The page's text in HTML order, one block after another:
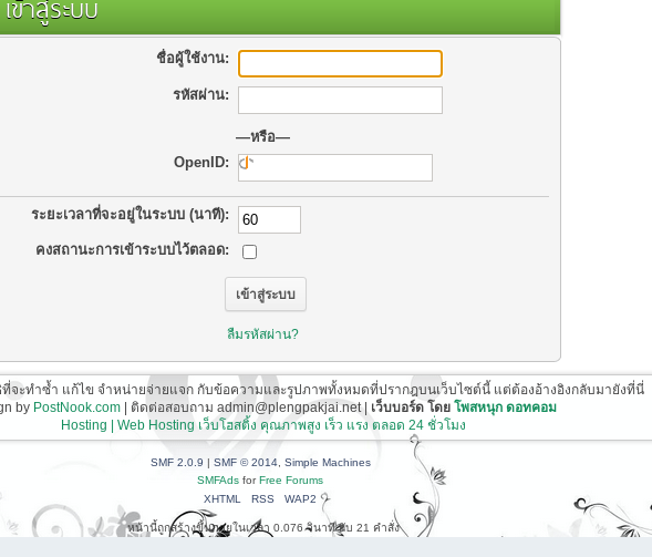
ชื่อผู้ใช้งาน:
รหัสผ่าน:
—หรือ—
OpenID:
ระยะเวลาที่จะอยู่ในระบบ (นาที):
คงสถานะการเข้าระบบไว้ตลอด:
ลืมรหัสผ่าน?
จะทำซ้ำ แก้ไข จำหน่ายจ่ายแจก กับข้อความและรูปภาพทั้งหมดที่ปรากฎบนเว็บไซต์นี้ แต่ต้องอ้างอิงกลับมายังที่นี่
by PostNook.com | ติดต่อสอบถาม admin@plengpakjai.net | เว็บบอร์ด โดย โพสหนุก ดอทคอม
Hosting | Web Hosting เว็บโฮสติ้ง คุณภาพสูง เร็ว แรง ตลอด 24 ชั่วโมง
SMF 2.0.9 | SMF © 2014, Simple Machines
SMFAds forFree Forums
XHTML
RSS WAP2
หน้านี้ถูกสร้างขึ้นภายในเวลา 0.076 วินาที กับ 21 คำสั่ง